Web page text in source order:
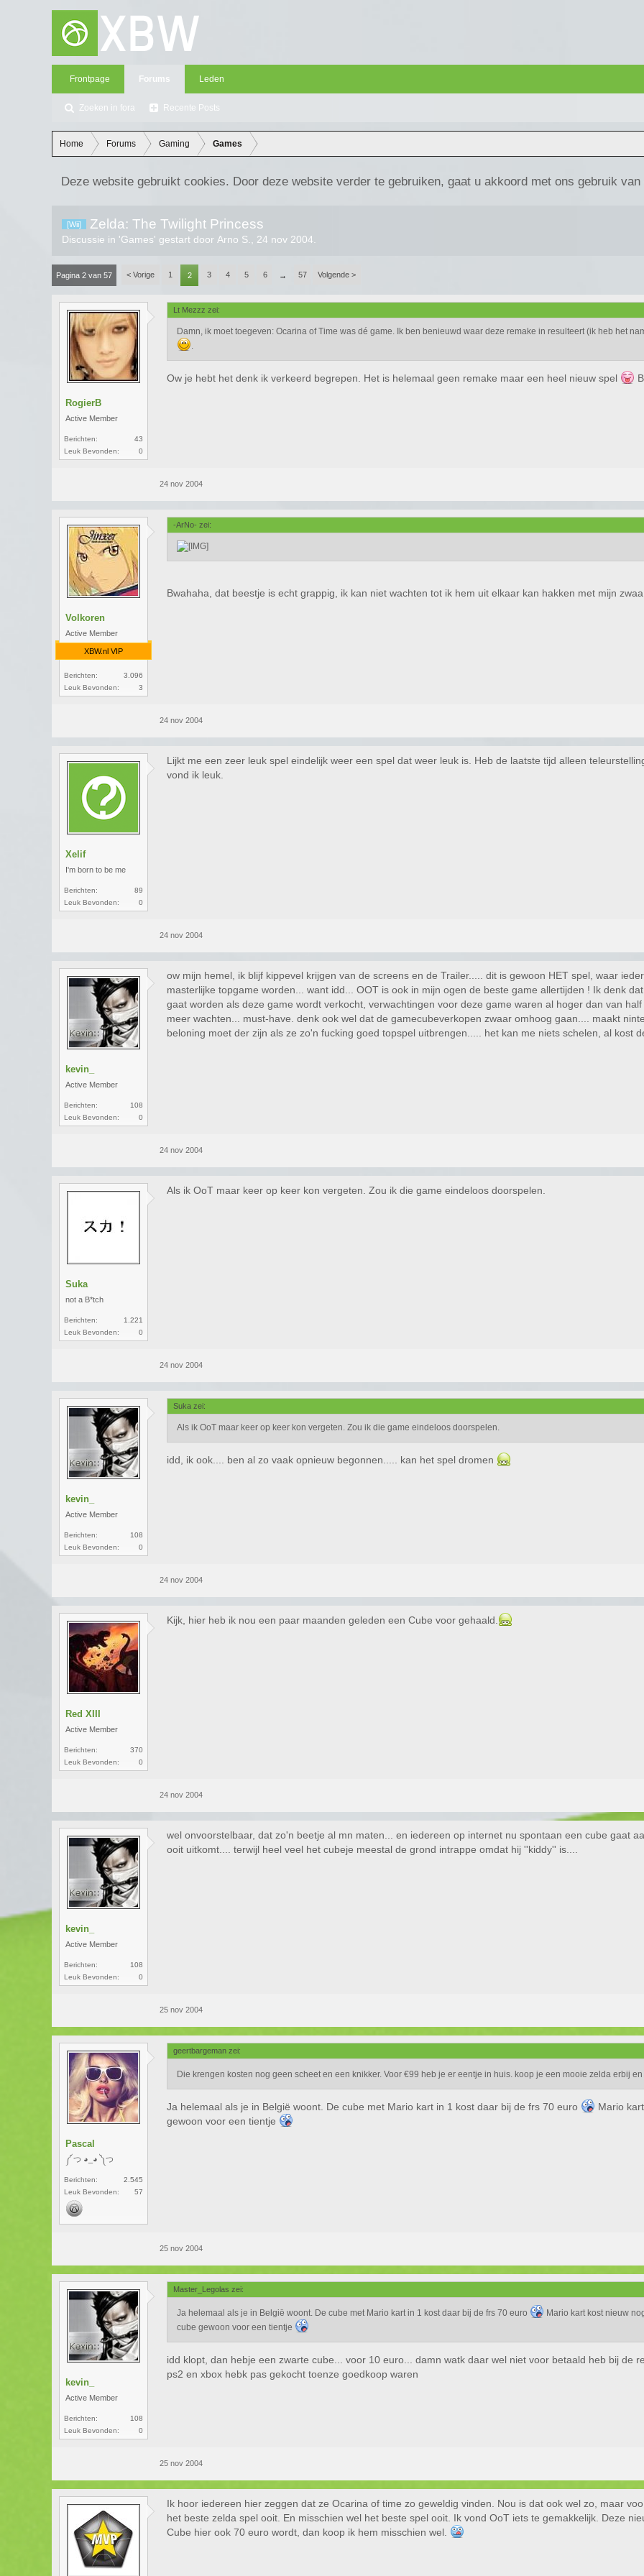
Frontpage Forums
Zoeken in fora Recente Posts
Leden
Home Forums Gaming Games
Deze website gebruikt cookies. Door deze website verder te gebruiken, gaat u akkoord met ons gebruik van
[Wii] Zelda: The Twilight Princess
Discussie in 'Games' gestart door Arno S. 24 nov 2004
Pagina 2 van 57 < Vorige 1 2 3 4 5 6 → 57 Volgende >
RogierB
Active Member
Berichten:
43
Leuk Bevonden:
0
Lt Mezzz zei:
Damn, ik moet toegeven: Ocarina of Time was dé game. Ik ben benieuwd waar deze remake in resulteert (ik heb het
.
Ow je hebt het denk ik verkeerd begrepen. Het is helemaal geen remake maar een heel nieuw spel
24 nov 2004
Volkoren
Active Member
XBW.nl VIP
Berichten:
3.096
Leuk Bevonden:
3
-ArNo- zei:
Bwahaha, dat beestje is echt grappig, ik kan niet wachten tot ik hem uit elkaar kan hakken met mijn
24 nov 2004
Xelif
I'm born to be me
Berichten:
89
Leuk Bevonden:
0
Lijkt me een zeer leuk spel eindelijk weer een spel dat weer leuk is. Heb de laatste tijd alleen
vond ik leuk.
24 nov 2004
kevin_
Active Member
Berichten:
108
Leuk Bevonden:
0
ow mijn hemel, ik blijf kippevel krijgen van de screens en de Trailer..... dit is gewoon HET spel, waar
masterlijke topgame worden... want idd... OOT is ook in mijn ogen de beste game allertijden ! Ik denk
gaat worden als deze game wordt verkocht, verwachtingen voor deze game waren al hoger dan van
meer wachten... must-have. denk ook wel dat de gamecubeverkopen zwaar omhoog gaan.... maakt
beloning moet der zijn als ze zo'n fucking goed topspel uitbrengen..... het kan me niets schelen, al kost
24 nov 2004
Suka
not a B*tch
Berichten:
1.221
Leuk Bevonden:
0
Als ik OoT maar keer op keer kon vergeten. Zou ik die game eindeloos doorspelen.
24 nov 2004
kevin_
Active Member
Berichten:
108
Leuk Bevonden:
0
Suka zei:
Als ik OoT maar keer op keer kon vergeten. Zou ik die game eindeloos doorspelen.
idd, ik ook.... ben al zo vaak opnieuw begonnen..... kan het spel dromen
24 nov 2004
Red XIII
Active Member
Berichten:
370
Leuk Bevonden:
0
Kijk, hier heb ik nou een paar maanden geleden een Cube voor gehaald.
24 nov 2004
kevin_
Active Member
Berichten:
108
Leuk Bevonden:
0
wel onvoorstelbaar, dat zo'n beetje al mn maten... en iedereen op internet nu spontaan een cube gaat
ooit uitkomt.... terwijl heel veel het cubeje meestal de grond intrappe omdat hij ''kiddy'' is....
25 nov 2004
Pascal
༼ つ ◕_◕ ༽つ
Berichten:
2.545
Leuk Bevonden:
57
geertbargeman zei:
Die krengen kosten nog geen scheet en een knikker. Voor €99 heb je er eentje in huis. koop je een mooie zelda erbij
Ja helemaal als je in België woont. De cube met Mario kart in 1 kost daar bij de frs 70 euro
Mario
gewoon voor een tientje
25 nov 2004
kevin_
Active Member
Berichten:
108
Leuk Bevonden:
0
Master_Legolas zei:
Ja helemaal als je in België woont. De cube met Mario kart in 1 kost daar bij de frs 70 euro
Mario kart kost nieuw
cube gewoon voor een tientje
idd klopt, dan hebje een zwarte cube... voor 10 euro... damn watk daar wel niet voor betaald heb bij de
ps2 en xbox hebk pas gekocht toenze goedkoop waren
25 nov 2004
Ik hoor iedereen hier zeggen dat ze Ocarina of time zo geweldig vinden. Nou is dat ook wel zo, maar
het beste zelda spel ooit. En misschien wel het beste spel ooit. Ik vond OoT iets te gemakkelijk. Deze
Cube hier ook 70 euro wordt, dan koop ik hem misschien wel.